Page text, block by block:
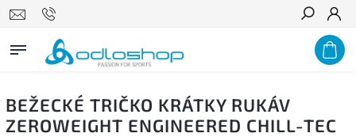
Hľadať
BEŽECKÉ TRIČKO KRÁTKY RUKÁV
ZEROWEIGHT ENGINEERED CHILL-TEC